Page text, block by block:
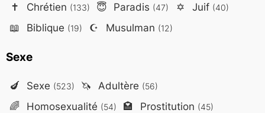
✝️ Chrétien (133) 😇 Paradis (47) ✡️ Juif (40)
📖 Biblique (19) ☪️ Musulman (12)
Sexe
🍆 Sexe (523) 🦄 Adultère (56)
🌈 Homosexualité (54) 🏩 Prostitution (45)